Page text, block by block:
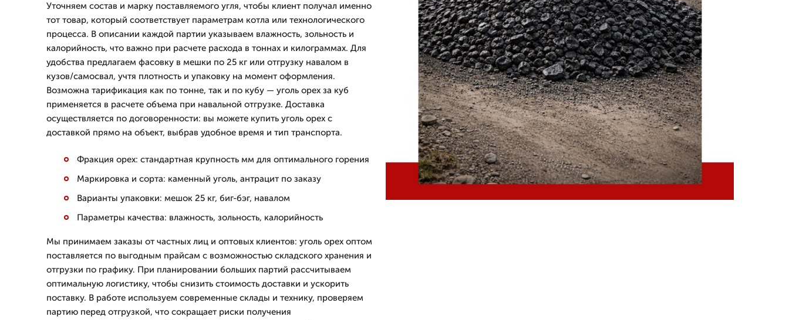
Уточняем состав и марку поставляемого угля, чтобы клиент получал именно
тот товар, который соответствует параметрам котла или технологического
процесса. В описании каждой партии указываем влажность, зольность и
калорийность, что важно при расчете расхода в тоннах и килограммах. Для
удобства предлагаем фасовку в мешки по 25 кг или отгрузку навалом в
кузов/самосвал, учтя плотность и упаковку на момент оформления.
Возможна тарификация как по тоннe, так и по кубу — уголь орех за куб
применяется в расчете объема при навальной отгрузке. Доставка
осуществляется по договоренности: вы можете купить уголь орех с
доставкой прямо на объект, выбрав удобное время и тип транспорта.
Фракция орех: стандартная крупность мм для оптимального горения
Маркировка и сорта: каменный уголь, антрацит по заказу
Варианты упаковки: мешок 25 кг, биг-бэг, навалом
Параметры качества: влажность, зольность, калорийность
Мы принимаем заказы от частных лиц и оптовых клиентов: уголь орех оптом
поставляется по выгодным прайсам с возможностью складского хранения и
отгрузки по графику. При планировании больших партий рассчитываем
оптимальную логистику, чтобы снизить стоимость доставки и ускорить
поставку. В работе используем современные склады и технику, проверяем
партию перед отгрузкой, что сокращает риски получения